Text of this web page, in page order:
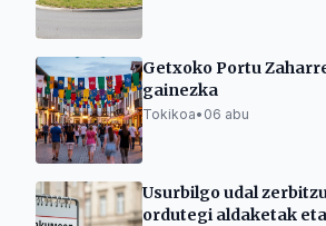
Getxoko Portu
gainezka
Tokikoa• 06 abu
Usurbilgo udal
ordutegi aldaketak